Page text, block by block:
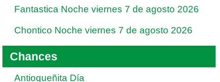
Fantastica Noche viernes 7 de agosto 2026
Chontico Noche viernes 7 de agosto 2026
Chances
Antioqueñita Día